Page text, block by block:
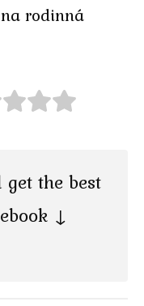
rodinná
get the best
↓